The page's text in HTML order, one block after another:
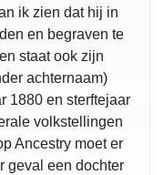
ik zien dat hij in
en begraven te
staat ook zijn
achternaam)
1880 en sterftejaar
volkstellingen
Ancestry moet er
geval een dochter